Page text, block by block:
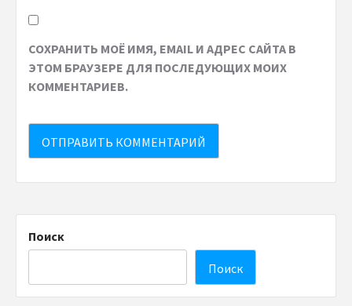
СОХРАНИТЬ МОЁ ИМЯ, EMAIL И АДРЕС САЙТА В
ЭТОМ БРАУЗЕРЕ ДЛЯ ПОСЛЕДУЮЩИХ МОИХ
КОММЕНТАРИЕВ.
Поиск
Поиск